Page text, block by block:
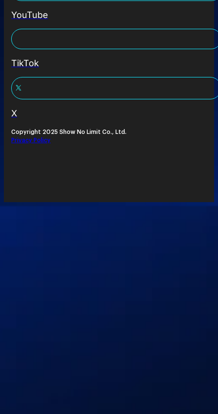
YouTube
TikTok
X
Copyright 2025 Show No Limit Co., Ltd.
Privacy Policy